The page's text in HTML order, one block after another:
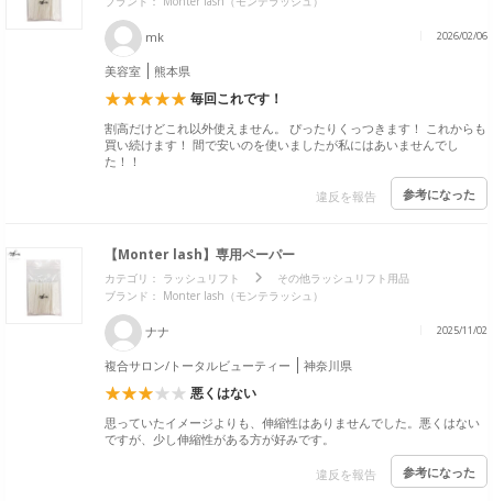
mk 2026/02/06
美容室 熊本県
毎回これです！
割高だけどこれ以外使えません。 ぴったりくっつきます！ これからも
買い続けます！ 間で安いのを使いましたが私にはあいませんでし
た！！
違反を報告 参考になった
【Monter lash】専用ペーパー
カテゴリ： ラッシュリフト
その他ラッシュリフト用品
ブランド： Monter lash（モンテラッシュ）
ナナ 2025/11/02
複合サロン/トータルビューティー 神奈川県
悪くはない
思っていたイメージよりも、伸縮性はありませんでした。悪くはない
ですが、少し伸縮性がある方が好みです。
違反を報告 参考になった